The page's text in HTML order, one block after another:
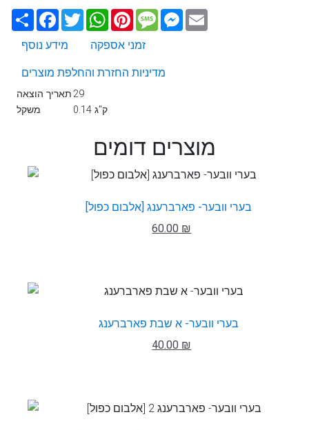
שתף Facebook
TwitterWhatsApp
PinterestMessageMessenger
מידע נוסף
זמני אספקה
מדיניות החזרת והחלפת מוצרים
תאריך הוצאה29
משקל
0.14 ק"ג
מוצרים דומים
בערי וובער- פארברענג [אלבום כפול]
60.00 ₪
בערי וובער- א שבת פארברענג
40.00 ₪